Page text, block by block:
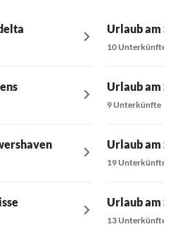
Urlaub am
10 Unterkünfte
Urlaub am
9 Unterkünfte
Urlaub am
19 Unterkünfte
Urlaub am
13 Unterkünfte